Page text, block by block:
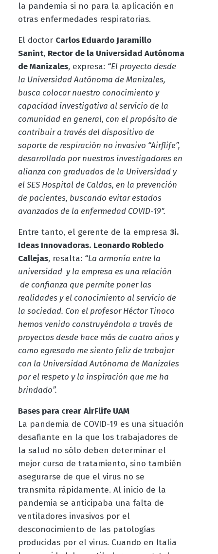
la pandemia si no para la aplicación en
otras enfermedades respiratorias.
El doctor Carlos Eduardo Jaramillo
Sanint, Rector de la Universidad Autónoma
de Manizales, expresa: “El proyecto desde
la Universidad Autónoma de Manizales,
busca colocar nuestro conocimiento y
capacidad investigativa al servicio de la
comunidad en general, con el propósito de
contribuir a través del dispositivo de
soporte de respiración no invasivo “Airflife”,
desarrollado por nuestros investigadores en
alianza con graduados de la Universidad y
el SES Hospital de Caldas, en la prevención
de pacientes, buscando evitar estados
avanzados de la enfermedad COVID-19".
Entre tanto, el gerente de la empresa 3i.
Ideas Innovadoras. Leonardo Robledo
Callejas, resalta: “La armonía entre la
universidad y la empresa es una relación
de confianza que permite poner las
realidades y el conocimiento al servicio de
la sociedad. Con el profesor Héctor Tinoco
hemos venido construyéndola a través de
proyectos desde hace más de cuatro años y
como egresado me siento feliz de trabajar
con la Universidad Autónoma de Manizales
por el respeto y la inspiración que me ha
brindado”.
Bases para crear AirFlife UAM
La pandemia de COVID-19 es una situación
desafiante en la que los trabajadores de
la salud no sólo deben determinar el
mejor curso de tratamiento, sino también
asegurarse de que el virus no se
transmita rápidamente. Al inicio de la
pandemia se anticipaba una falta de
ventiladores invasivos por el
desconocimiento de las patologías
producidas por el virus. Cuando en Italia